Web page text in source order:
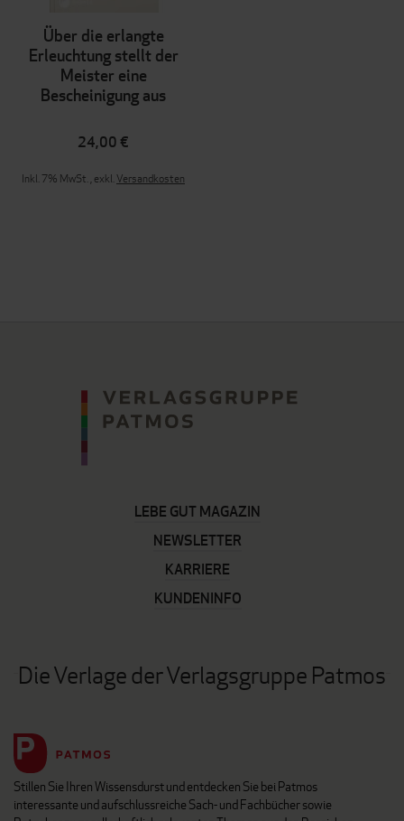
Über die erlangte
Erleuchtung stellt der
Meister eine
Bescheinigung aus
24,00 €
Inkl. 7% MwSt.,exkl.Versandkosten
LEBE GUT MAGAZIN
NEWSLETTER
KARRIERE
KUNDENINFO
Die Verlage der Verlagsgruppe Patmos
Stillen Sie Ihren Wissensdurst und entdecken Sie bei Patmos
interessante und aufschlussreiche Sach- und Fachbücher sowie